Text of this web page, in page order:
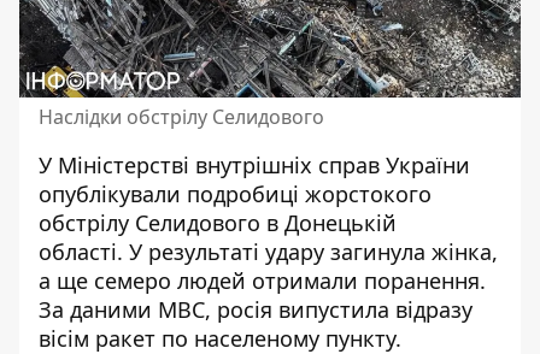
Наслідки обстрілу Селидового
У Міністерстві внутрішніх справ України
опублікували подробиці жорстокого
обстрілу Селидового в Донецькій
області. У результаті удару загинула жінка,
а ще семеро людей отримали поранення.
За даними МВС, росія випустила відразу
вісім ракет по населеному пункту.